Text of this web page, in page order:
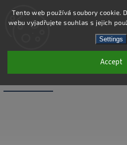
Tento web používá soubory cookie.
webu vyjadřujete souhlas s jejich
Settings
Accept
WB016-18 - LEATHER